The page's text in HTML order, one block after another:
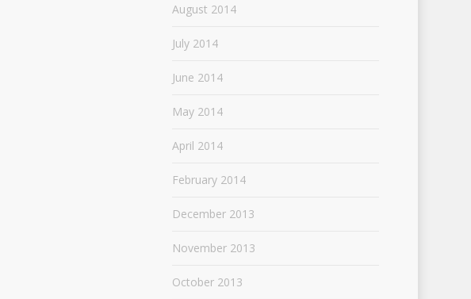
August 2014
July 2014
June 2014
May 2014
April 2014
February 2014
December 2013
November 2013
October 2013